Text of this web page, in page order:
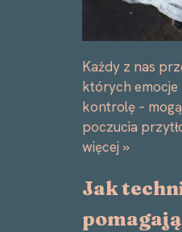
Każdy z nas
których emocje
kontrolę –
poczucia
więcej »
Jak